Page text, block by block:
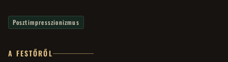
Posztimpresszionizmus
A FESTŐRŐL